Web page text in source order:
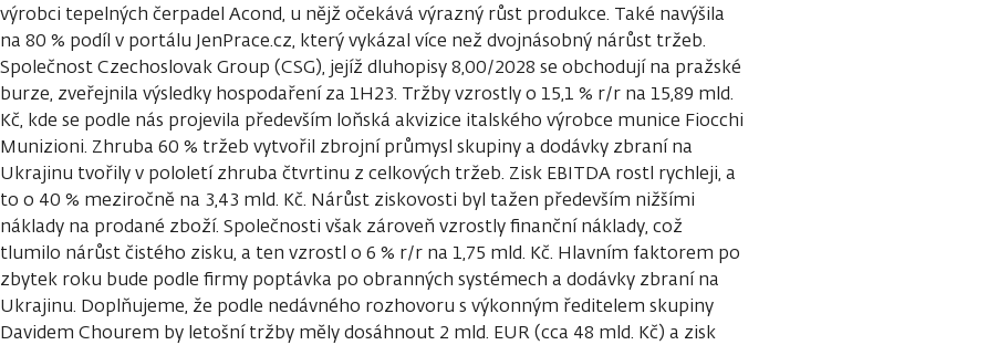
výrobci tepelných čerpadel Acond, u nějž očekává výrazný růst produkce. Také navýšila
na 80 % podíl v portálu JenPrace.cz, který vykázal více než dvojnásobný nárůst tržeb.
Společnost Czechoslovak Group (CSG), jejíž dluhopisy 8,00/2028 se obchodují na pražské
burze, zveřejnila výsledky hospodaření za 1H23. Tržby vzrostly o 15,1 % r/r na 15,89 mld.
Kč, kde se podle nás projevila především loňská akvizice italského výrobce munice Fiocchi
Munizioni. Zhruba 60 % tržeb vytvořil zbrojní průmysl skupiny a dodávky zbraní na
Ukrajinu tvořily v pololetí zhruba čtvrtinu z celkových tržeb. Zisk EBITDA rostl rychleji, a
to o 40 % meziročně na 3,43 mld. Kč. Nárůst ziskovosti byl tažen především nižšími
náklady na prodané zboží. Společnosti však zároveň vzrostly finanční náklady, což
tlumilo nárůst čistého zisku, a ten vzrostl o 6 % r/r na 1,75 mld. Kč. Hlavním faktorem po
zbytek roku bude podle firmy poptávka po obranných systémech a dodávky zbraní na
Ukrajinu. Doplňujeme, že podle nedávného rozhovoru s výkonným ředitelem skupiny
Davidem Chourem by letošní tržby měly dosáhnout 2 mld. EUR (cca 48 mld. Kč) a zisk